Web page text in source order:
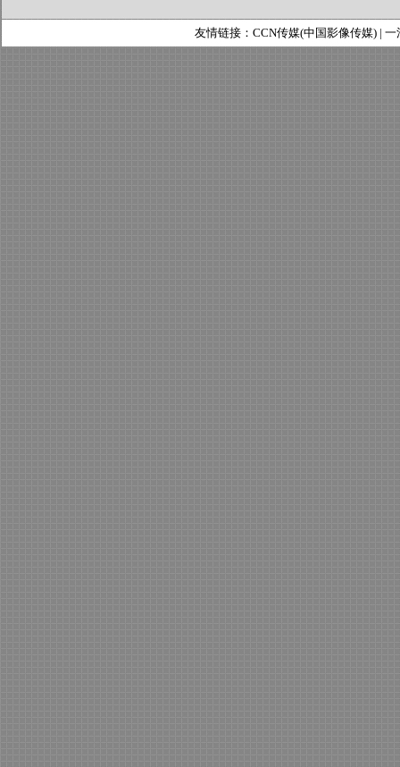
友情链接： CCN传媒(中国影像传媒) | 一